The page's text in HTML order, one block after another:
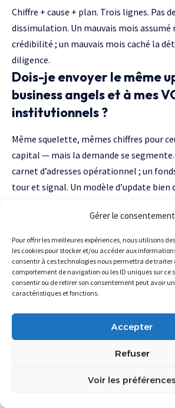
Gérer le consentement
Pour offrir les meilleures expériences, nous utilisons
les cookies pour stocker et/ou accéder aux
consentir à ces technologies nous permettra de traiter
comportement de navigation ou les ID uniques sur ce
consentir ou de retirer son consentement peut avoir
caractéristiques et fonctions.
Accepter
Refuser
Voir les préférences
Chiffre + cause + plan. Trois lignes. Pas
dissimulation. Un mauvais mois assumé
crédibilité ; un mauvais mois caché la
diligence.
Dois-je envoyer le même
business angels et à mes
institutionnels ?
Même squelette, mêmes chiffres pour
capital — mais la demande se
carnet d’adresses opérationnel ; un
tour et signal. Un modèle d’update bien
segmentation triviale, sans dédoubler le
Un simple email suffit-il,
outil dédié ?
Jusqu’en Série A, un email structuré
largement. L’outil dédié devient utile en
cohortes et tables exigent de
Combien de temps
update investisseur chaque
Une à deux heures, pas plus, une fois le
l’update : c’est l’absence de métriques